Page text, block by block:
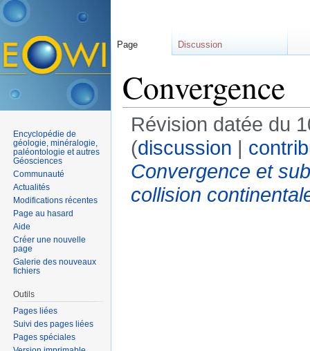
Convergence
Révision datée du
(discussion |
Convergence et
collision
Page Discussion
Encyclopédie de
géologie, minéralogie,
paléontologie et autres
Géosciences
Communauté
Actualités
Modifications récentes
Page au hasard
Aide
Créer une nouvelle
page
Galerie des nouveaux
fichiers
Outils
Pages liées
Suivi des pages liées
Pages spéciales